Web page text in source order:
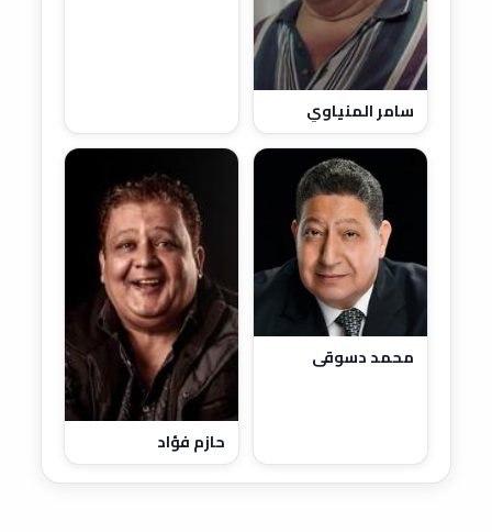
سامر المنياوي
محمد دسوقي
حازم فؤاد